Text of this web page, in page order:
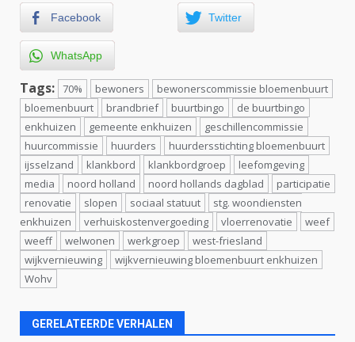
Facebook Twitter
WhatsApp
Tags: 70% bewoners
bewonerscommissie bloemenbuurt
bloemenbuurt
brandbrief buurtbingo
de buurtbingo
enkhuizen
gemeente enkhuizen
geschillencommissie
huurcommissie
huurders
huurdersstichting bloemenbuurt
ijsselzand
klankbord klankbordgroep
leefomgeving
media
noord holland noord hollands dagblad
participatie
renovatie
slopen sociaal statuut
stg. woondiensten
enkhuizen
verhuiskostenvergoeding vloerrenovatie
weef
weeff
welwonen werkgroep
west-friesland
wijkvernieuwing
wijkvernieuwing bloemenbuurt enkhuizen
Wohv
GERELATEERDE VERHALEN